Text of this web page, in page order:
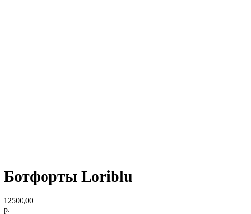
Ботфорты Loriblu
12500,00
р.